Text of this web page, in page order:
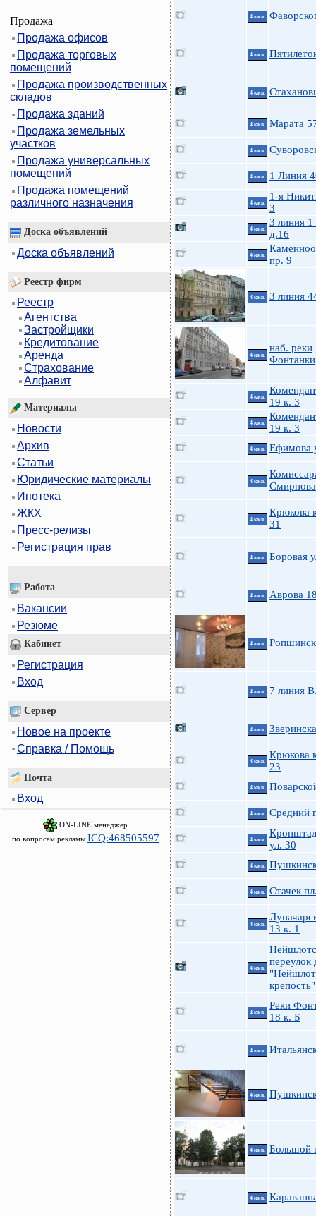
Продажа
Продажа офисов
Продажа торговых
помещений
Продажа производственных
складов
Продажа зданий
Продажа земельных
участков
Продажа универсальных
помещений
Продажа помещений
различного назначения
Доска объявлений
Доска объявлений
Реестр фирм
Реестр
Агентства
Застройщики
Кредитование
Аренда
Страхование
Алфавит
Материалы
Новости
Архив
Статьи
Юридические материалы
Ипотека
ЖКХ
Пресс-релизы
Регистрация прав
Работа
Вакансии
Резюме
Кабинет
Регистрация
Вход
Сервер
Новое на проекте
Справка / Помощь
Почта
Вход
ON-LINE менеджер
по вопросам рекламы ICQ:468505597
4 ккв.
4 ккв.
4 ккв.
4 ккв. Марата
4 ккв.
4 ккв. 1 Линия
4 ккв.
1-я
3
4 ккв.
3 линия
д.16
4 ккв.
пр. 9
4 ккв. 3 линия
4 ккв.
наб. реки
4 ккв.
19 к. 3
4 ккв.
19 к. 3
4 ккв. Ефимова
4 ккв.
4 ккв.
Крюкова
31
4 ккв. Боровая
4 ккв. Аврова
4 ккв.
4 ккв. 7 линия
4 ккв.
4 ккв.
Крюкова
23
4 ккв.
4 ккв. Средний
4 ккв.
ул. 30
4 ккв.
4 ккв. Стачек
4 ккв.
13 к. 1
4 ккв.
крепость"
4 ккв.
Реки
18 к. Б
4 ккв.
4 ккв.
4 ккв. Большой
4 ккв.